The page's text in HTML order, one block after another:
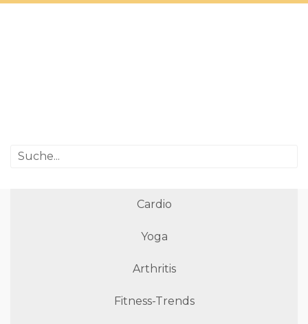
Cardio
Yoga
Arthritis
Fitness-Trends